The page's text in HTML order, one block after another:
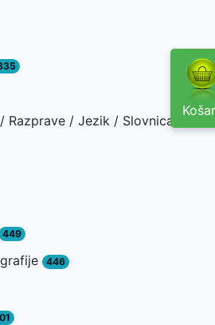
Razprave / Jezik / Slovnica /
449
446